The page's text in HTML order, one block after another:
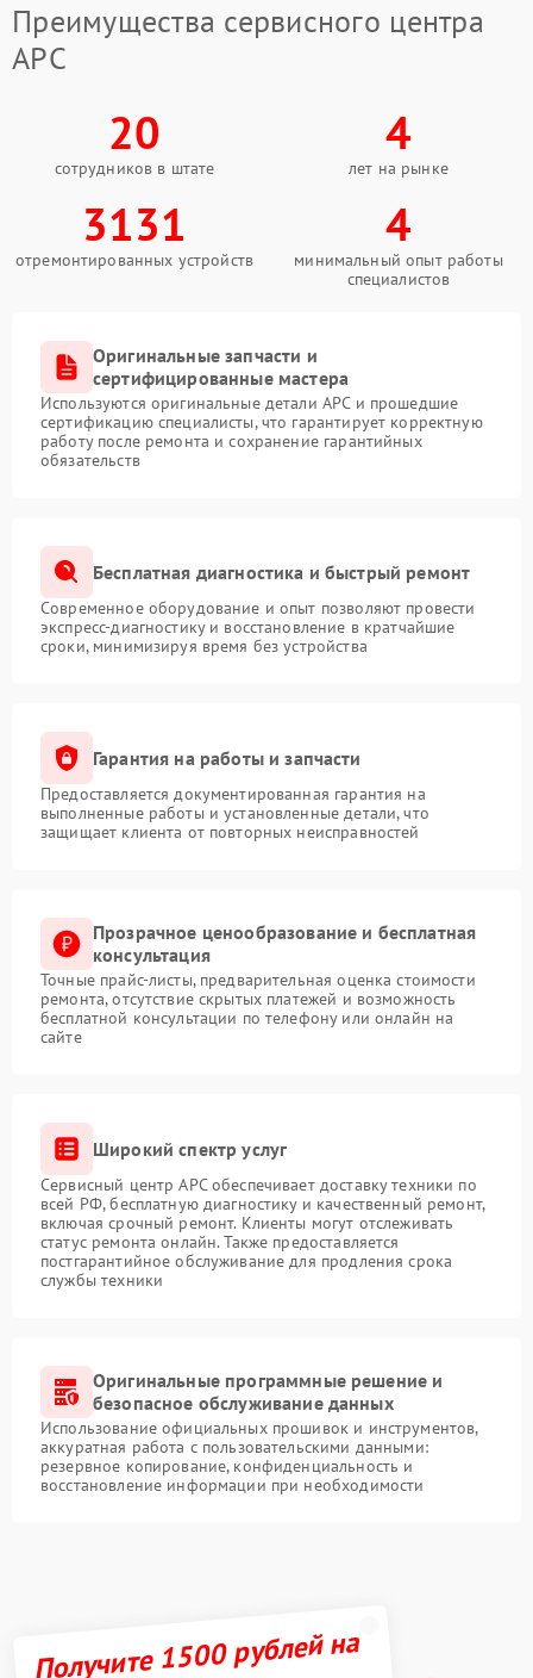
Преимущества сервисного центра
APC
20
сотрудников в штате
4
лет на рынке
3131
отремонтированных устройств
4
минимальный опыт работы
специалистов
Оригинальные запчасти и
сертифицированные мастера
Используются оригинальные детали APC и прошедшие
сертификацию специалисты, что гарантирует корректную
работу после ремонта и сохранение гарантийных
обязательств
Бесплатная диагностика и быстрый ремонт
Современное оборудование и опыт позволяют провести
экспресс-диагностику и восстановление в кратчайшие
сроки, минимизируя время без устройства
Гарантия на работы и запчасти
Предоставляется документированная гарантия на
выполненные работы и установленные детали, что
защищает клиента от повторных неисправностей
Прозрачное ценообразование и бесплатная
консультация
Точные прайс-листы, предварительная оценка стоимости
ремонта, отсутствие скрытых платежей и возможность
бесплатной консультации по телефону или онлайн на
сайте
Широкий спектр услуг
Сервисный центр APC обеспечивает доставку техники по
всей РФ, бесплатную диагностику и качественный ремонт,
включая срочный ремонт. Клиенты могут отслеживать
статус ремонта онлайн. Также предоставляется
постгарантийное обслуживание для продления срока
службы техники
Оригинальные программные решение и
безопасное обслуживание данных
Использование официальных прошивок и инструментов,
аккуратная работа с пользовательскими данными:
резервное копирование, конфиденциальность и
восстановление информации при необходимости
Получите 1500 рублей на